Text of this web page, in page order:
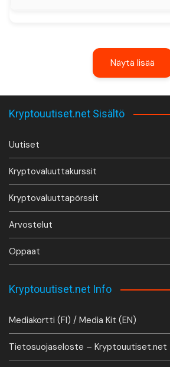
Näytä lisää
Kryptouutiset.net Sisältö
Uutiset
Kryptovaluuttakurssit
Kryptovaluuttapörssit
Arvostelut
Oppaat
Kryptouutiset.net Info
Mediakortti (FI) / Media Kit (EN)
Tietosuojaseloste – Kryptouutiset.net